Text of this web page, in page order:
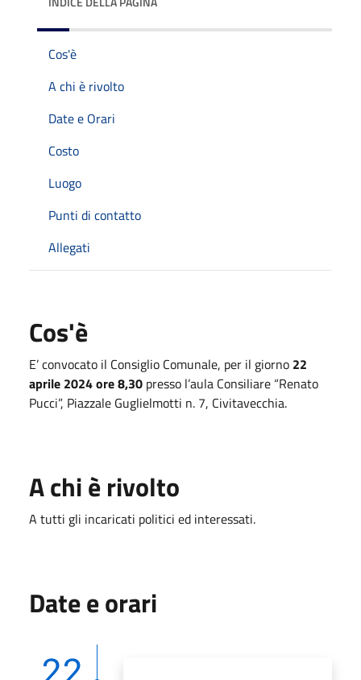
Cos'è
A chi è rivolto
Date e Orari
Costo
Luogo
Punti di contatto
Allegati
Cos'è
E’ convocato il Consiglio Comunale, per il giorno 22
aprile 2024 ore 8,30 presso l’aula Consiliare “Renato
Pucci”, Piazzale Guglielmotti n. 7, Civitavecchia.
A chi è rivolto
A tutti gli incaricati politici ed interessati.
Date e orari
22